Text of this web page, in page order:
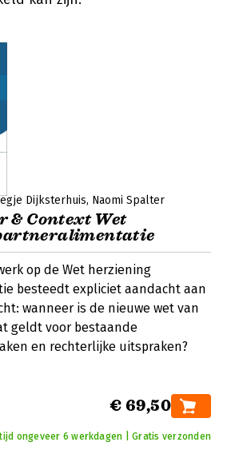
Dijksterhuis Naomi Spalter
& Context Wet
op de Wet herziening
besteedt expliciet aandacht aan
wanneer is de nieuwe wet van
geldt voor bestaande
en rechterlijke uitspraken?
€ 69,50
ongeveer 6 werkdagen | Gratis verzonden